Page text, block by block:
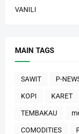
VANILI
MAIN TAGS
SAWIT P-
KOPI KARET
TEMBAKAU
COMODITIES